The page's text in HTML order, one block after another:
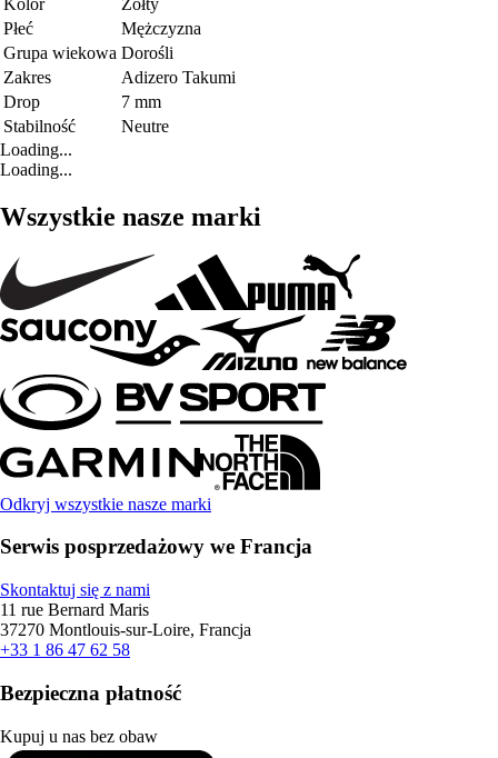
Płeć
Mężczyzna
Grupa wiekowa Dorośli
Zakres
Adizero Takumi
Drop
7 mm
Stabilność
Neutre
Loading...
Loading...
Wszystkie nasze marki
Odkryj wszystkie nasze marki
Serwis posprzedażowy we Francja
Skontaktuj się z nami
11 rue Bernard Maris
37270 Montlouis-sur-Loire, Francja
+33 1 86 47 62 58
Bezpieczna płatność
Kupuj u nas bez obaw